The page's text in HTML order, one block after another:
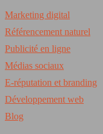
Marketing digital
Référencement naturel
Publicité en ligne
Médias sociaux
E-réputation et branding
Développement web
Blog